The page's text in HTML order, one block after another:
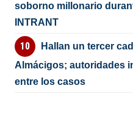
soborno millonario
INTRANT
Hallan un tercer
Almácigos; autoridades
entre los casos